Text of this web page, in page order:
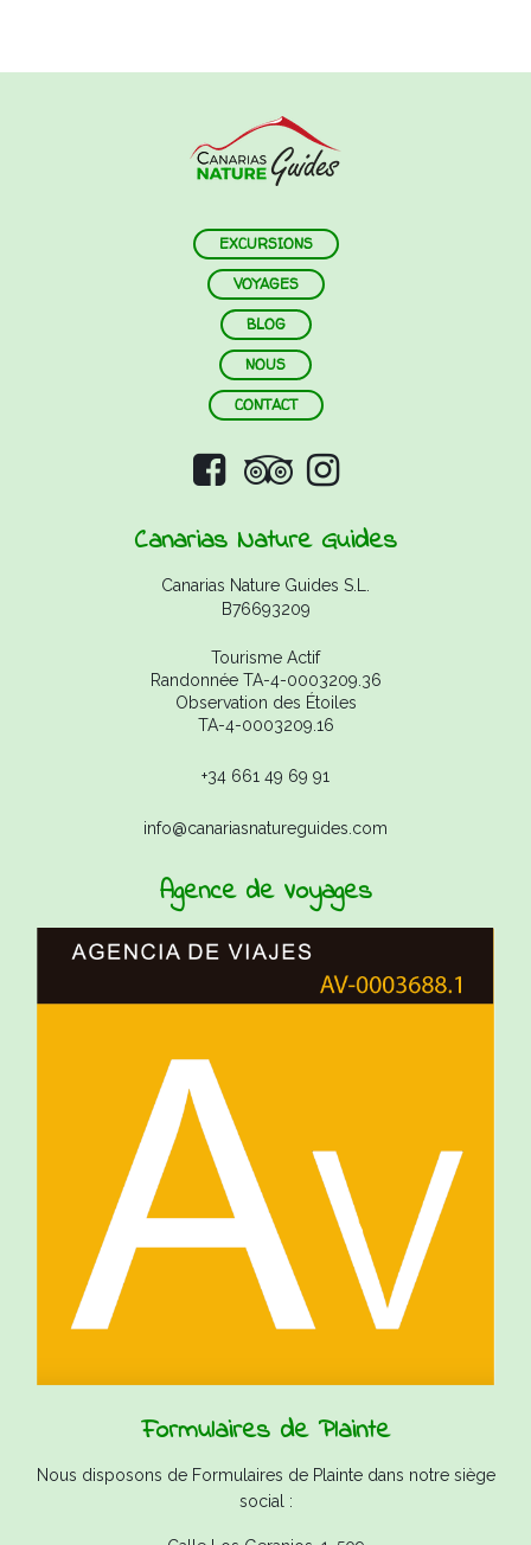
EXCURSIONS
VOYAGES
BLOG
NOUS
CONTACT
Canarias Nature Guides
Canarias Nature Guides S.L.
B76693209
Tourisme Actif
Randonnée TA-4-0003209.36
Observation des Étoiles
TA-4-0003209.16
+34 661 49 69 91
info@canariasnatureguides.com
Agence de Voyages
Formulaires de Plainte
Nous disposons de Formulaires de Plainte dans notre siège
social :